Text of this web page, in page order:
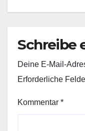
Schreibe
Deine E-Mail-
Erforderliche
Kommentar *